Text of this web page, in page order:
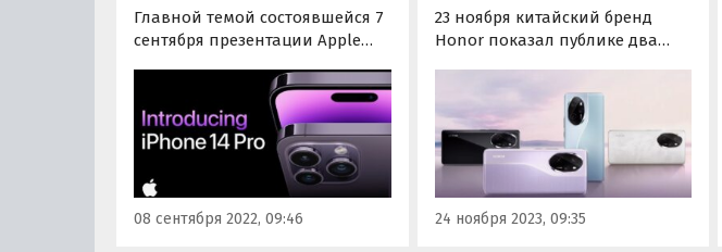
Главной темой состоявшейся 7
сентября презентации Apple
серия iPhone 14, в которую
вошли четыре модели. Это
базовые iPhone 14 и iPhone 14
Plus, а также топовые iPhone 14
Pro и iPhone 14 Pro Max,
которые отличаются не
только…
08 сентября 2022, 09:46
23 ноября китайский бренд
Honor показал публике два
100. Это базовый Honor 100 и
топовый Honor 100 Pro,
которые отличаются моделью
процессора, размером экрана и
количеством камер.
24 ноября 2023, 09:35